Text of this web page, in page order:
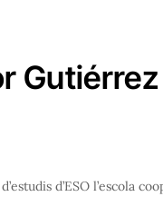
Gutiérrez
d’ESO l’escola